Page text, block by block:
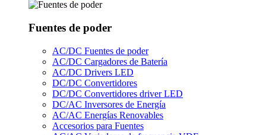
Fuentes de poder
AC/DC Fuentes de poder
AC/DC Cargadores de Batería
AC/DC Drivers LED
DC/DC Convertidores
DC/DC Convertidores driver LED
DC/AC Inversores de Energía
AC/AC Energías Renovables
Accesorios para Fuentes